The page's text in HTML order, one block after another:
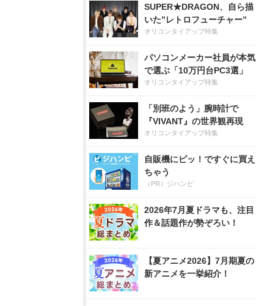
SUPER★DRAGON、自ら描
いた”レトロフューチャー”
オリコンタイアップ特集
パソコンメーカー社員が本気
で選ぶ「10万円台PC3選」
オリコンタイアップ特集
「別班のよう」腕時計で
『VIVANT』の世界観再現
オリコンタイアップ特集
自販機にピッ！ですぐに買え
ちゃう
（PR）ジハンピ
2026年7月夏ドラマも、注目
作＆話題作が勢ぞろい！
【夏アニメ2026】7月期夏の
新アニメを一挙紹介！